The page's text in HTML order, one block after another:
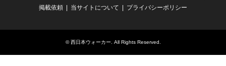
掲載依頼
当サイトについて プライバシーポリシー
©西日本ウォーカー . All Rights Reserved.